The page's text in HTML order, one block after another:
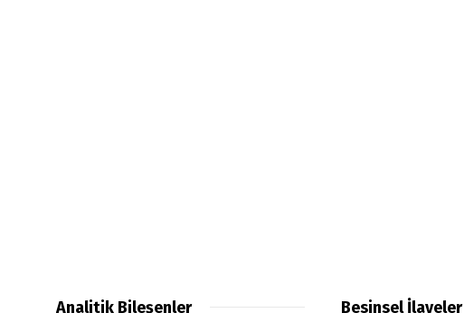
Analitik Bileşenler Besinsel İlaveler